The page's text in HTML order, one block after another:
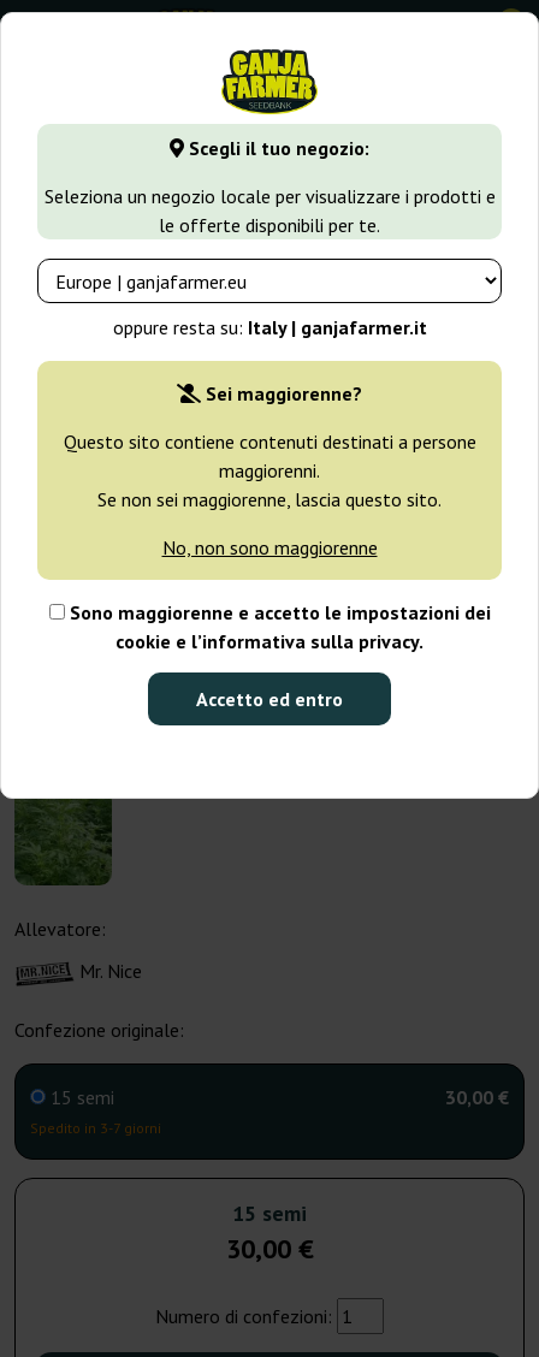
Scegli il tuo negozio:
Seleziona un negozio locale per visualizzare i prodotti e
le offerte disponibili per te.
oppure resta su: Italy | ganjafarmer.it
Sei maggiorenne?
Questo sito contiene contenuti destinati a persone
maggiorenni.
Se non sei maggiorenne, lascia questo sito.
No, non sono maggiorenne
Sono maggiorenne e accetto le impostazioni dei
cookie e l’informativa sulla privacy.
Accetto ed entro
0
GanjaFarmer.it Tipi di Semi Semi di Cannabis Regolari
Allevatore:
Mr. Nice
Confezione originale:
15 semi
Spedito in 3-7 giorni
30,00 €
15 semi
30,00 €
Numero di confezioni: